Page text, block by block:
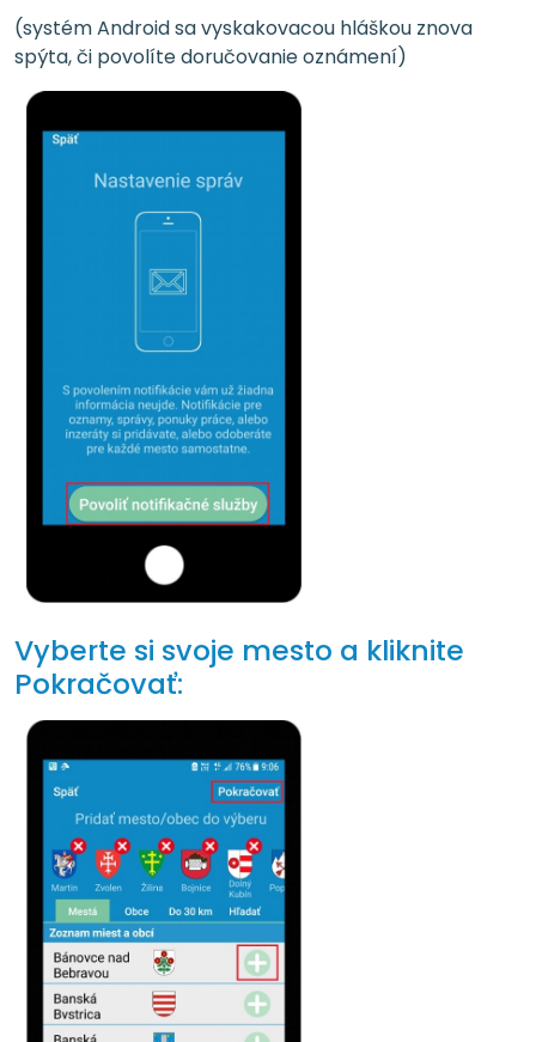
(systém Android sa vyskakovacou hláškou znova
spýta, či povolíte doručovanie oznámení)
Vyberte si svoje mesto a kliknite
Pokračovať: